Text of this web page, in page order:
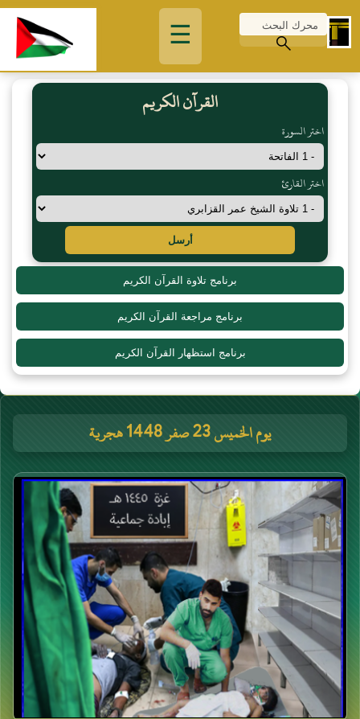
☰
القرآن الكريم
اختر السورة
اختر القارئ
أرسل
برنامج تلاوة القرآن الكريم
برنامج مراجعة القرآن الكريم
برنامج استظهار القرآن الكريم
يوم الخميس 23 صفر 1448 هجرية